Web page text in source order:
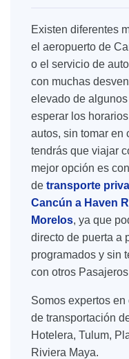
Existen diferentes
el aeropuerto de
o el servicio de
con muchas
elevado de
esperar los
autos, sin tomar en
tendrás que viajar
mejor opción es
de transporte
Cancún a Haven
Morelos, ya que
directo de puerta a
programados y sin
con otros
Somos expertos
de transportación
Hotelera, Tulum,
Riviera Maya.